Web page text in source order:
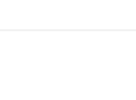
Kian Mendekati Tuntas Tigo Kayo